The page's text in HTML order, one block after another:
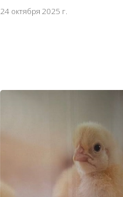
24 октября 2025 г.